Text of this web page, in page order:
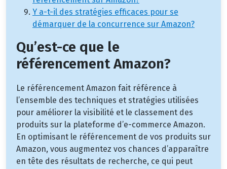
Y a-t-il des stratégies efficaces pour se
démarquer de la concurrence sur Amazon?
Qu’est-ce que le
référencement Amazon?
Le référencement Amazon fait référence à
l’ensemble des techniques et stratégies utilisées
pour améliorer la visibilité et le classement des
produits sur la plateforme d’e-commerce Amazon.
En optimisant le référencement de vos produits sur
Amazon, vous augmentez vos chances d’apparaître
en tête des résultats de recherche, ce qui peut